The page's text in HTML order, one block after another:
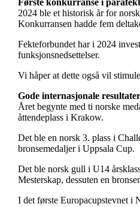
Første konkurranse i
2024 ble et historisk år for
Konkurransen hadde fem
Fekteforbundet har i 2024
funksjonsnedsettelser.
Vi håper at dette også vil
Gode internasjonale resultater
Året begynte med ti norske
åttendeplass i Krakow.
Det ble en norsk 3. plass i
bronsemedaljer i Uppsala Cup.
Det ble norsk gull i U14
Mesterskap, dessuten en
I det første Europacupstevnet i